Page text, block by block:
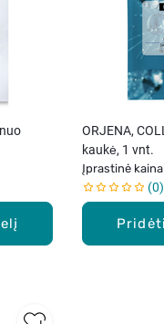
ORJENA,
kaukė, 1 vnt.
Įprastinė kaina
0